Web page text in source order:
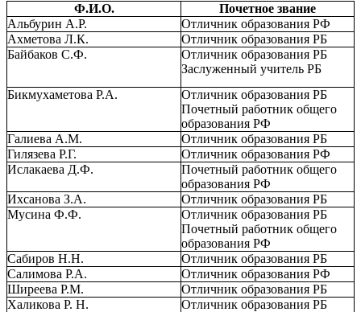
Ф.И.О.
Почетное звание
Альбурин А.Р.
Отличник образования РФ
Ахметова Л.К.
Отличник образования РБ
Байбаков С.Ф.
Отличник образования РБ
Заслуженный учитель РБ
Бикмухаметова Р.А.
Отличник образования РБ
Почетный работник общего
образования РФ
Галиева А.М.
Отличник образования РБ
Гилязева Р.Г.
Отличник образования РФ
Ислакаева Д.Ф.
Почетный работник общего
образования РФ
Ихсанова З.А.
Отличник образования РБ
Мусина Ф.Ф.
Отличник образования РБ
Почетный работник общего
образования РФ
Сабиров Н.Н.
Отличник образования РБ
Салимова Р.А.
Отличник образования РФ
Ширеева Р.М.
Отличник образования РБ
Халикова Р. Н.
Отличник образования РБ